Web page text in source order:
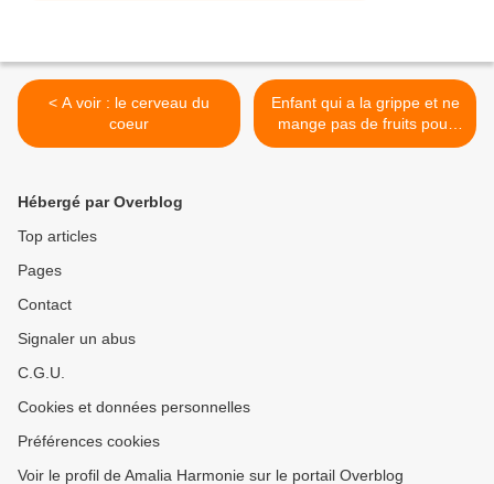
< A voir : le cerveau du
coeur
Enfant qui a la grippe et ne
mange pas de fruits pour
vitamine C : >
Hébergé par Overblog
Top articles
Pages
Contact
Signaler un abus
C.G.U.
Cookies et données personnelles
Préférences cookies
Voir le profil de Amalia Harmonie sur le portail Overblog